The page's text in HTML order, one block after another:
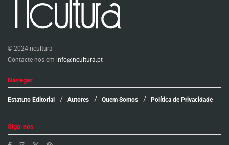
© 2024 ncultura
Contacte-nos em info@ncultura.pt
Navegar
Estatuto Editorial Autores Quem Somos Política de Privacidade
Siga-nos